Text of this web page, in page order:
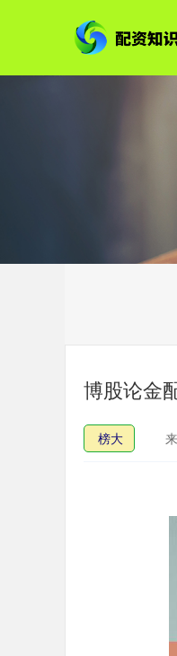
博股论金
榜大